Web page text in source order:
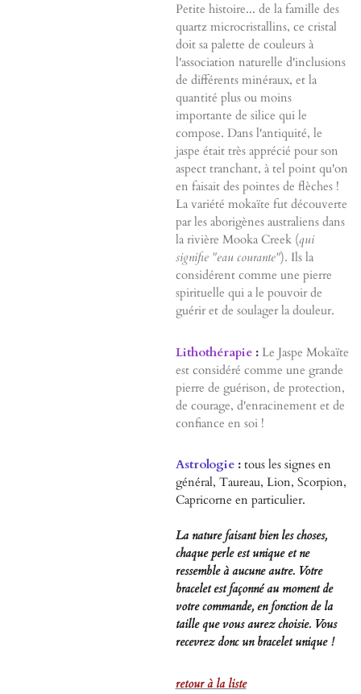
Petite histoire... de la famille des
quartz microcristallins, ce cristal
doit sa palette de couleurs à
l'association naturelle d'inclusions
de différents minéraux, et la
quantité plus ou moins
importante de silice qui le
compose. Dans l'antiquité, le
jaspe était très apprécié pour son
aspect tranchant, à tel point qu'on
en faisait des pointes de flèches !
La variété mokaïte fut découverte
par les aborigènes australiens dans
la rivière Mooka Creek (qui
signifie "eau courante"). Ils la
considérent comme une pierre
spirituelle qui a le pouvoir de
guérir et de soulager la douleur.
Lithothérapie:Le Jaspe Mokaïte
est considéré comme une grande
pierre de guérison, de protection,
de courage, d'enracinement et de
confiance en soi !
Astrologie : tous les signes en
général, Taureau, Lion, Scorpion,
Capricorne en particulier.
La nature faisant bien les choses,
chaque perle est unique et ne
ressemble à aucune autre. Votre
bracelet est façonné au moment de
votre commande, en fonction de la
taille que vous aurez choisie. Vous
recevrez donc un bracelet unique !
retour à la liste